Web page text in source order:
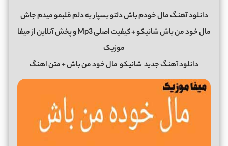
دانلود آهنگ مال خودم باش دلتو بسپار به دلم قلبمو میدم جاش
مال خود من باش شانیکو + کیفیت اصلی Mp3 و پخش آنلاین از میفا
موزیک
دانلود آهنگ جدید شانیکو مال خود من باش + متن اهنگ